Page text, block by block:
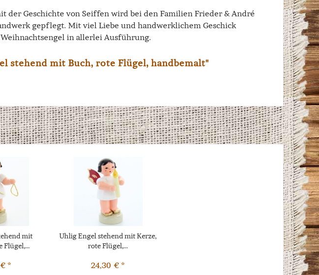
Geschichte von Seiffen wird bei den Familien Frieder & André
gepflegt. Mit viel Liebe und handwerklichem Geschick
in allerlei Ausführung.
stehend mit Buch, rote Flügel, handbemalt"
mit
Flügel,...
*
Uhlig Engel stehend mit Kerze,
rote Flügel,...
24,30 € *